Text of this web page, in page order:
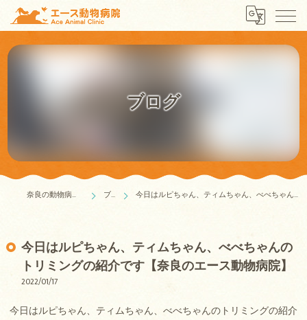
ブログ
奈良の動物病院はエース動物病院 ブログ 今日はルピちゃん、ティムちゃん、べべちゃんのトリミングの紹介です【奈良のエース動物病院】
今日はルピちゃん、ティムちゃん、べべちゃんの
トリミングの紹介です【奈良のエース動物病院】
2022/01/17
今日はルピちゃん、ティムちゃん、べべちゃんのトリミングの紹介